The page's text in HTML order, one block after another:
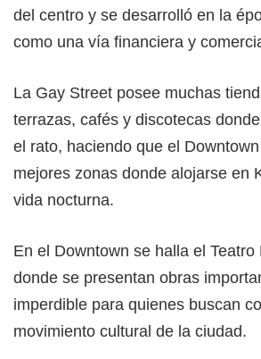
del centro y se desarrolló en la
como una vía financiera y
La Gay Street posee muchas
terrazas, cafés y discotecas
el rato, haciendo que el
mejores zonas donde alojarse en
vida nocturna.
En el Downtown se halla el
donde se presentan obras
imperdible para quienes buscan
movimiento cultural de la ciudad.